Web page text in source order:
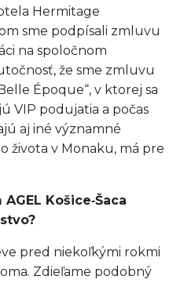
Hermitage
sme podpísali zmluvu
na spoločnom
že sme zmluvu
Époque“, v ktorej sa
VIP podujatia a počas
aj iné významné
života v Monaku, má pre
Košice‑Šaca
pred niekoľkými rokmi
Zdieľame podobný